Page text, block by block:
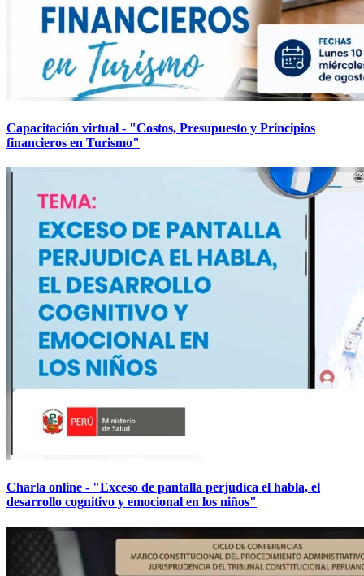
Capacitación virtual - "Costos, Presupuesto y Principios
financieros en Turismo"
Charla online - "Exceso de pantalla perjudica el habla, el
desarrollo cognitivo y emocional en los niños"